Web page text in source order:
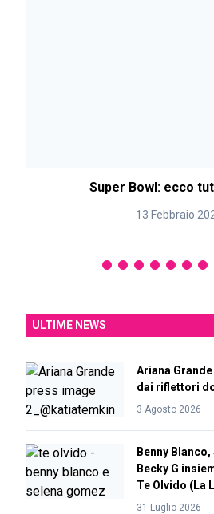
Super Bowl: ecco
13 Febbraio
ULTIME NEWS
Ariana
dai riflettori
3 Agosto 2026
Benny
Becky G
Te Olvido (La
31 Luglio 2026